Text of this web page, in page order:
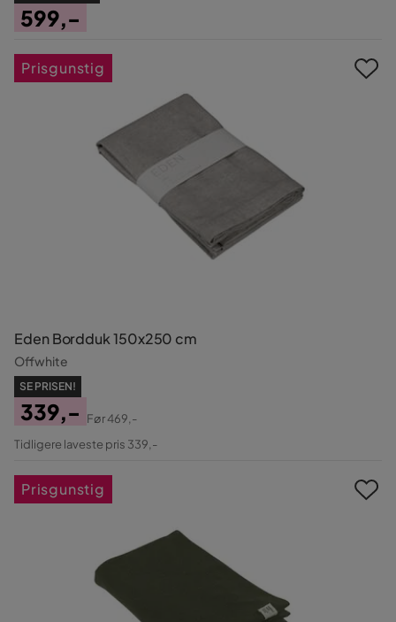
599,-
Eden Bordduk 150x250 cm
Offwhite
SE PRISEN!
Pris
339,-
Original
Før469,-
Tidligere laveste pris 339,-
Prisgunstig
Prisgunstig